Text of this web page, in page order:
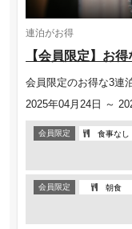
連泊がお得
【会員限定】お
会員限定のお得な3連
2025年04月24日 ～
会員限定 食事なし
会員限定 朝食